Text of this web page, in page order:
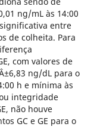
ng/mL às 14:00
entre
de colheita. Para
com valores de
ng/dL para o
h e mínima às
integridade
não houve
GC e GE para o